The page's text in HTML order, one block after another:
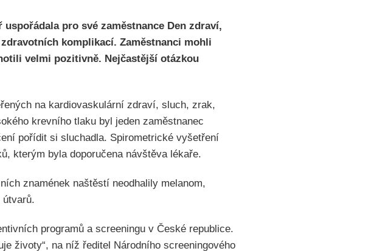
uspořádala pro své zaměstnance Den zdraví,
komplikací. Zaměstnanci mohli
velmi pozitivně. Nejčastější otázkou
na kardiovaskulární zdraví, sluch, zrak,
krevního tlaku byl jeden zaměstnanec
pořídit si sluchadla. Spirometrické vyšetření
kterým byla doporučena návštěva lékaře.
znamének naštěstí neodhalily melanom,
útvarů.
programů a screeningu v České republice.
životy“, na níž ředitel Národního screeningového